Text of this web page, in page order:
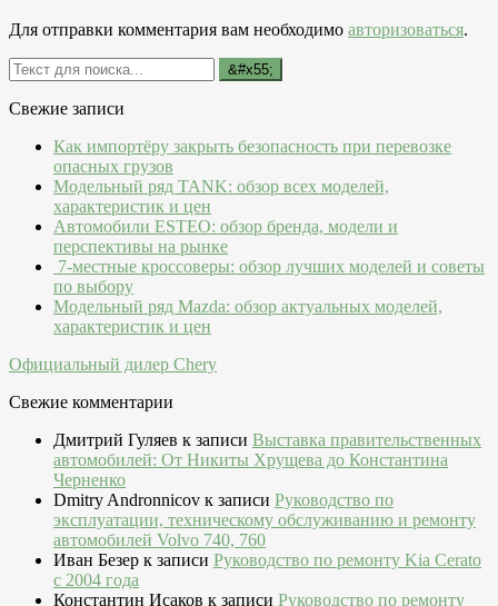
Для отправки комментария вам необходимо авторизоваться.
Свежие записи
Как импортёру закрыть безопасность при перевозке
опасных грузов
Модельный ряд TANK: обзор всех моделей,
характеристик и цен
Автомобили ESTEO: обзор бренда, модели и
перспективы на рынке
7-местные кроссоверы: обзор лучших моделей и советы
по выбору
Модельный ряд Mazda: обзор актуальных моделей,
характеристик и цен
Официальный дилер Chery
Свежие комментарии
Дмитрий Гуляев к записи Выставка правительственных
автомобилей: От Никиты Хрущева до Константина
Черненко
Dmitry Andronnicov к записи Руководство по
эксплуатации, техническому обслуживанию и ремонту
автомобилей Volvo 740, 760
Иван Безер к записи Руководство по ремонту Kia Cerato
c 2004 года
Константин Исаков к записи Руководство по ремонту